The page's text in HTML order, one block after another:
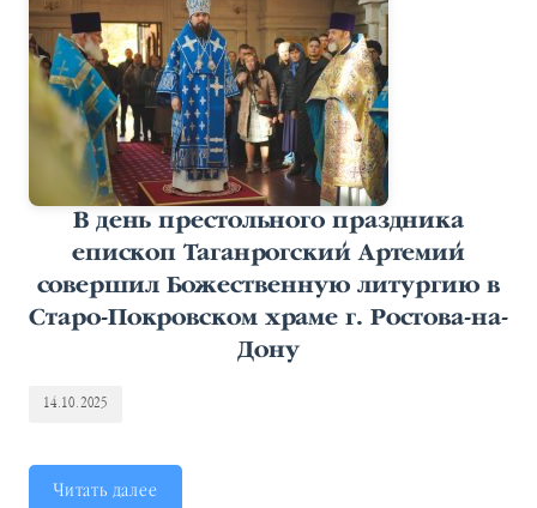
В день престольного праздника
епископ Таганрогский Артемий
совершил Божественную литургию в
Старо-Покровском храме г. Ростова-на-
Дону
14.10.2025
Читать далее